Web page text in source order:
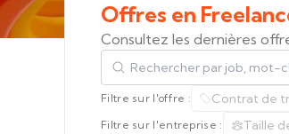
Offres en
Consultez les dernières
Rechercher par job, mot-clé
Filtre sur l'offre : Contrat de
Filtre sur l'entreprise : Taille